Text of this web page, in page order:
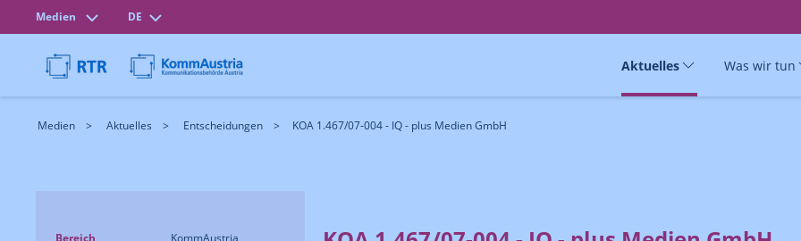
Medien DE
Aktuelles Was wir tun
Medien Aktuelles Entscheidungen KOA 1.467/07-004 - IQ - plus Medien GmbH
Bereich
KommAustria